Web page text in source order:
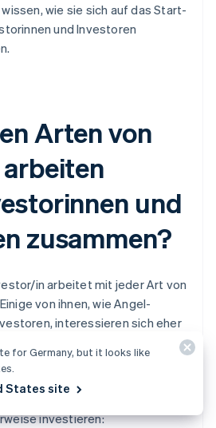
wie sie sich auf das Start-
und Investoren
Arten von
und
zusammen?
in arbeitet mit jeder Art von
von ihnen, wie Angel-
interessieren sich eher
Andere, wie VC-Fonds, ziehen
zu investieren, die sich in ihrem
Hier ist ein Überblick über
investieren:
for Germany, but it looks like
States site